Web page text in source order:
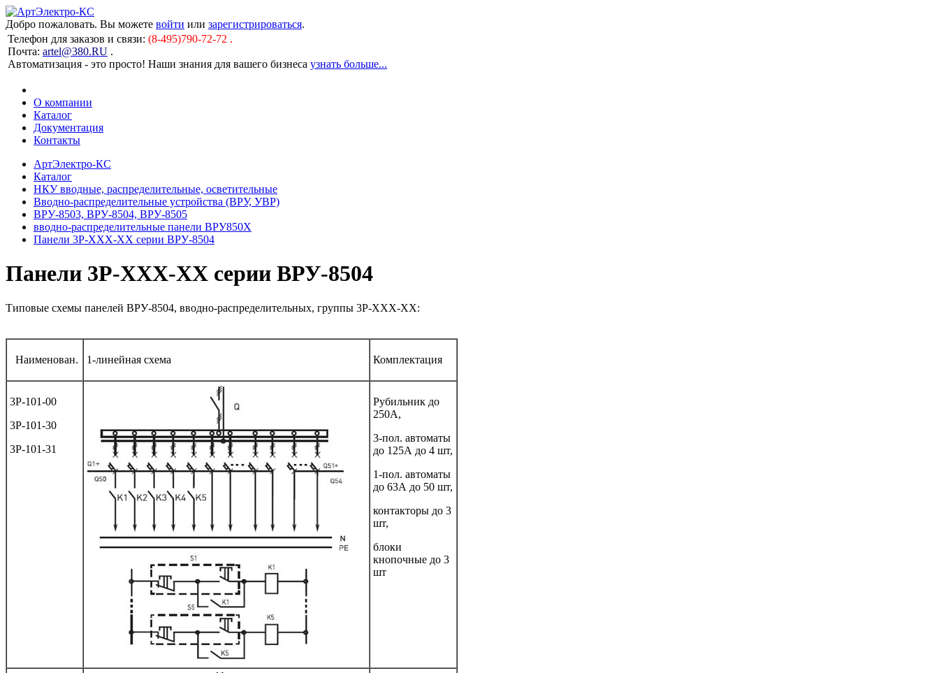
Добро пожаловать. Вы можете войти или зарегистрироваться.
Телефон для заказов и связи: (8-495)790-72-72 .
Почта: artel@380.RU .
Автоматизация - это просто! Наши знания для вашего бизнеса узнать больше...
О компании
Каталог
Документация
Контакты
АртЭлектро-КС
Каталог
НКУ вводные, распределительные, осветительные
Вводно-распределительные устройства (ВРУ, УВР)
ВРУ-8503, ВРУ-8504, ВРУ-8505
вводно-распределительные панели ВРУ850Х
Панели 3Р-ХХХ-ХХ серии ВРУ-8504
Панели 3Р-ХХХ-ХХ серии ВРУ-8504
Типовые схемы панелей ВРУ-8504, вводно-распределительных, группы 3Р-ХХХ-ХХ:
Наименован. 1-линейная схема Комплектация
3Р-101-00
3Р-101-30
3Р-101-31
Рубильник до
250А,
3-пол. автоматы
до 125А до 4 шт,
1-пол. автоматы
до 63А до 50 шт,
контакторы до 3
шт,
блоки
кнопочные до 3
шт